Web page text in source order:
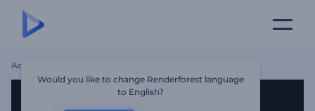
Accueil
Would you like to change Renderforest language
to English?